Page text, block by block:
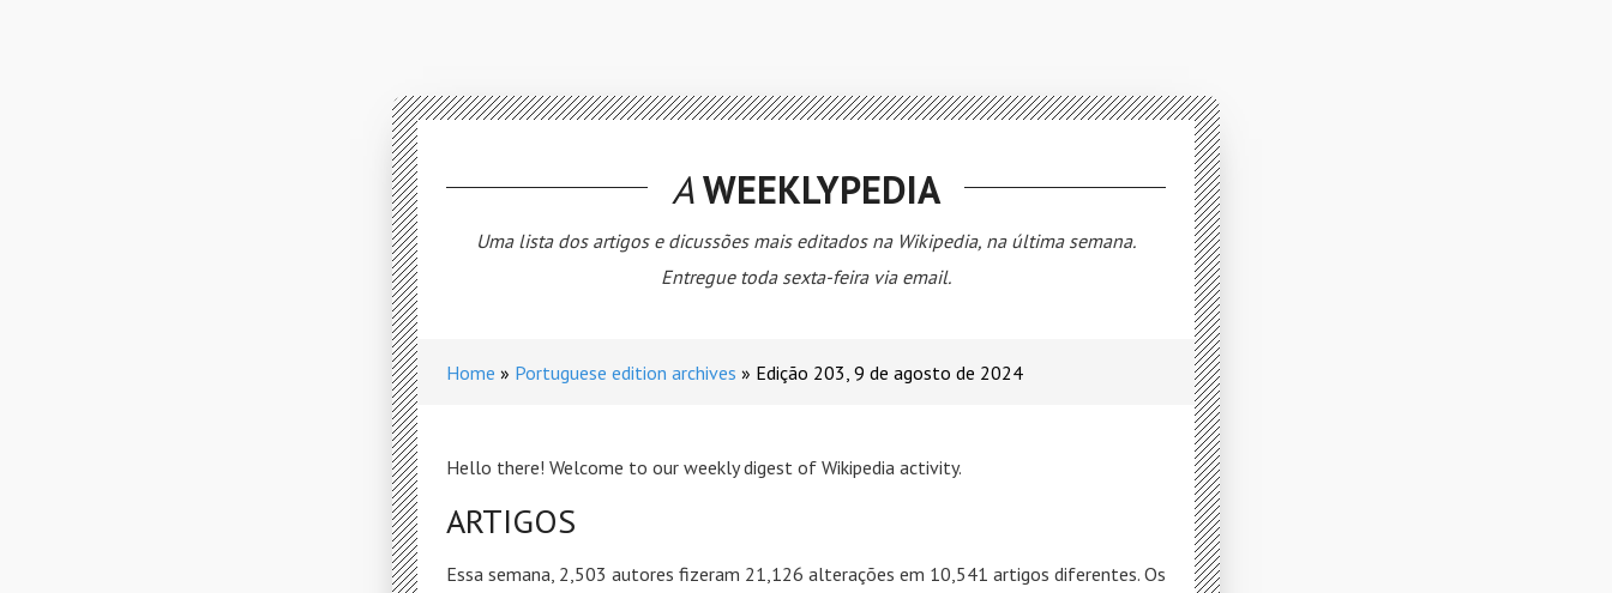
AWEEKLYPEDIA
Uma lista dos artigos e dicussões mais editados na Wikipedia, na última semana.
Entregue toda sexta-feira via email.
Home Portuguese edition archives Edição 203, 9 de agosto de 2024
Hello there! Welcome to our weekly digest of Wikipedia activity.
ARTIGOS
Essa semana, 2,503 autores fizeram 21,126 alterações em 10,541 artigos diferentes. Os